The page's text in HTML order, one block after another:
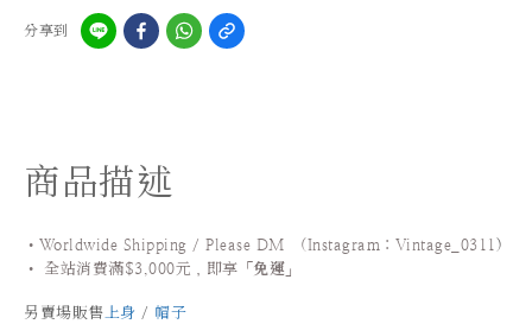
分享到
商品描述
•Worldwide Shipping / Please DM (Instagram：Vintage_0311 )
•
全站消費滿$3,000元，即享「 免運 」
另賣場販售上身 / 帽子